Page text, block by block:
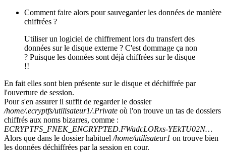
Comment faire alors pour sauvegarder les données de manière
chiffrées ?
Utiliser un logiciel de chiffrement lors du transfert des
données sur le disque externe ? C'est dommage ça non
? Puisque les données sont déjà chiffrées sur le disque
!!
En fait elles sont bien présente sur le disque et déchiffrée par
l'ouverture de session.
Pour s'en assurer il suffit de regarder le dossier
/home/.ecryptfs/utilisateur1/.Private où l'on trouve un tas de dossiers
chiffrés aux noms bizarres, comme :
ECRYPTFS_FNEK_ENCRYPTED.FWadcLORxs-YEkTU02N…
Alors que dans le dossier habituel /home/utilisateur1 on trouve bien
les données déchiffrées par la session en cour.